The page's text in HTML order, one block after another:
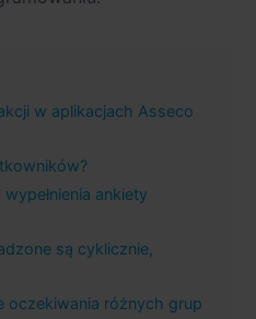
w aplikacjach Asseco
ankiety
są cyklicznie,
oczekiwania różnych grup